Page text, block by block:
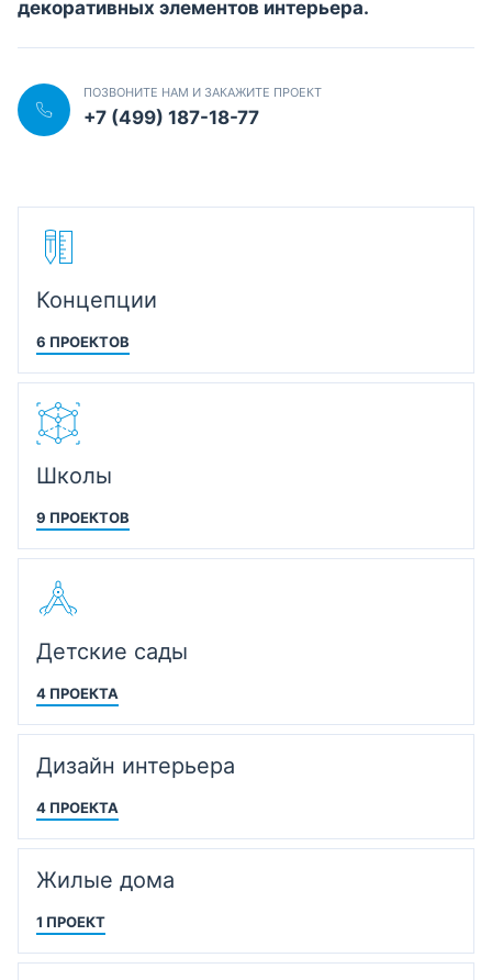
декоративных элементов интерьера.
ПОЗВОНИТЕ НАМ И ЗАКАЖИТЕ ПРОЕКТ
+7 (499) 187-18-77
Концепции
6 ПРОЕКТОВ
Школы
9 ПРОЕКТОВ
Детские сады
4 ПРОЕКТА
Дизайн интерьера
4 ПРОЕКТА
Жилые дома
1 ПРОЕКТ